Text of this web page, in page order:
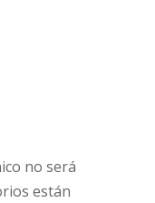
no será
están